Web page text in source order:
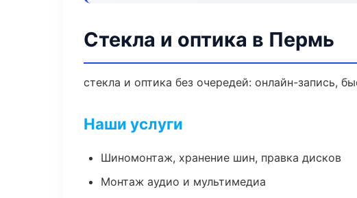
Стекла и оптика в Пермь
стекла и оптика без очередей: онлайн-запись,
Наши услуги
Шиномонтаж, хранение шин, правка дисков
Монтаж аудио и мультимедиа